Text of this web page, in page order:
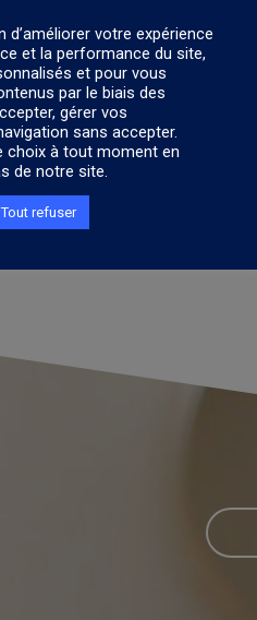
votre expérience
et la performance du site,
et pour vous
par le biais des
gérer vos
sans accepter.
choix à tout moment en
de notre site.
Tout refuser